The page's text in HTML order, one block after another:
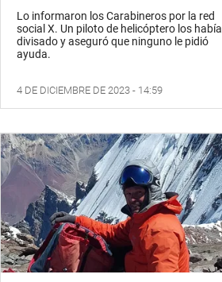
Lo informaron los Carabineros por la red
social X. Un piloto de helicóptero los había
divisado y aseguró que ninguno le pidió
ayuda.
4 DE DICIEMBRE DE 2023 - 14:59